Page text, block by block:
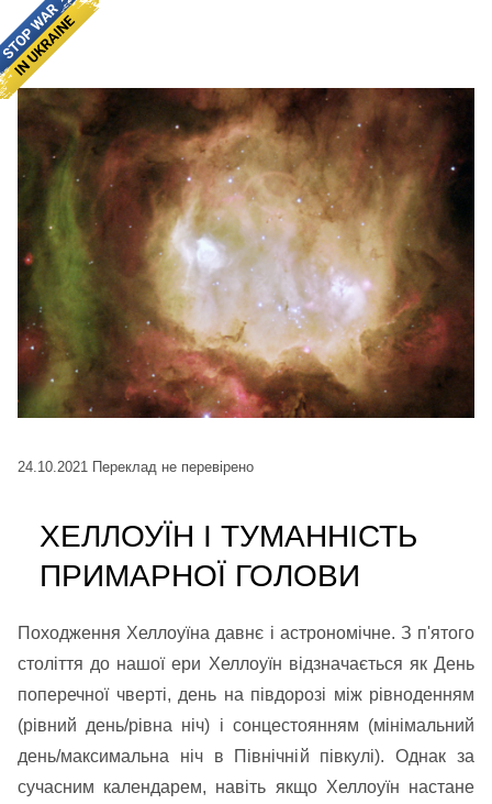
24.10.2021 Переклад не перевірено
ХЕЛЛОУЇН І ТУМАННІСТЬ
ПРИМАРНОЇ ГОЛОВИ
Походження Хеллоуїна давнє і астрономічне. З п'ятого
століття до нашої ери Хеллоуїн відзначається як День
поперечної чверті, день на півдорозі між рівноденням
(рівний день/рівна ніч) і сонцестоянням (мінімальний
день/максимальна ніч в Північній півкулі). Однак за
сучасним календарем, навіть якщо Хеллоуїн настане